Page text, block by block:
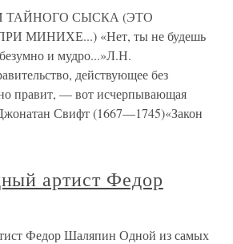
ТАЙНОГО СЫСКА (ЭТО
МИНИХЕ...) «Нет, ты не будешь
безумно и мудро...»Л.Н.
действующее без
правит, — вот исчерпывающая
Свифт (1667—1745)«Закон
артист Федор
Федор Шаляпин Одной из самых